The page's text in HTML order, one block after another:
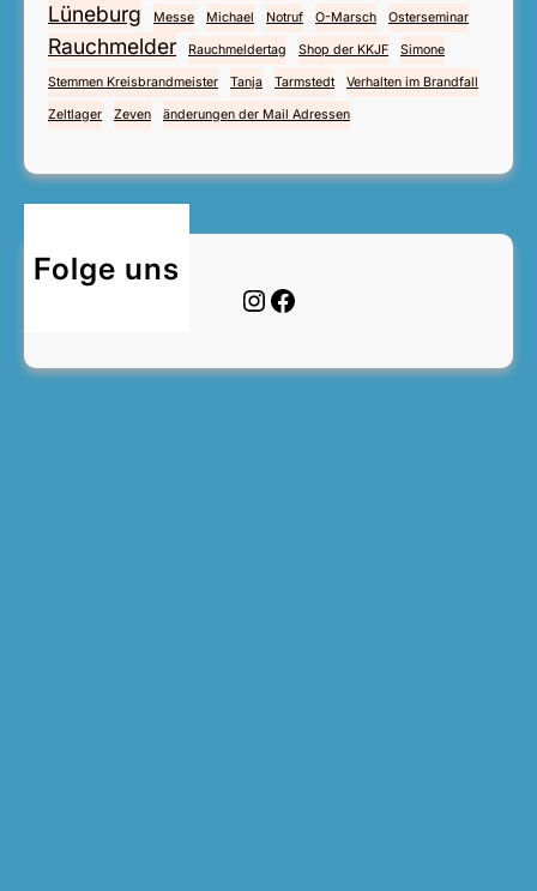
Lüneburg
Messe Michael Notruf O-Marsch Osterseminar
Rauchmelder Rauchmeldertag Shop der KKJF Simone
Stemmen Kreisbrandmeister Tanja Tarmstedt Verhalten im Brandfall
Zeltlager Zeven änderungen der Mail Adressen
Folge uns
Instagram Facebook